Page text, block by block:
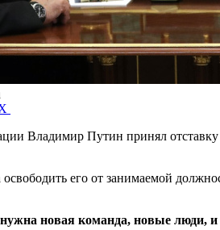
Владимир Путин принял
его от занимаемой
новая команда, новые люди,